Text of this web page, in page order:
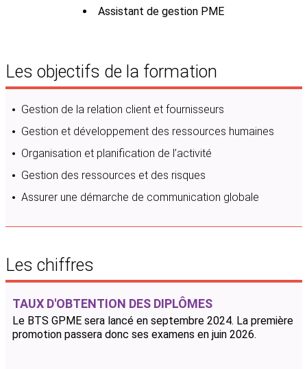
Assistant de gestion PME
Les objectifs de la formation
Gestion de la relation client et fournisseurs
Gestion et développement des ressources humaines
Organisation et planification de l’activité
Gestion des ressources et des risques
Assurer une démarche de communication globale
Les chiffres
TAUX D'OBTENTION DES DIPLÔMES
Le BTS GPME sera lancé en septembre 2024. La première
promotion passera donc ses examens en juin 2026.